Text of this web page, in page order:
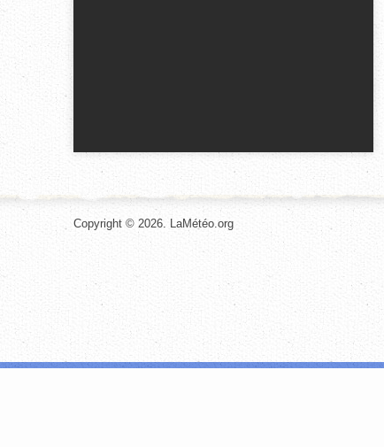
Copyright © 2026. LaMétéo.org